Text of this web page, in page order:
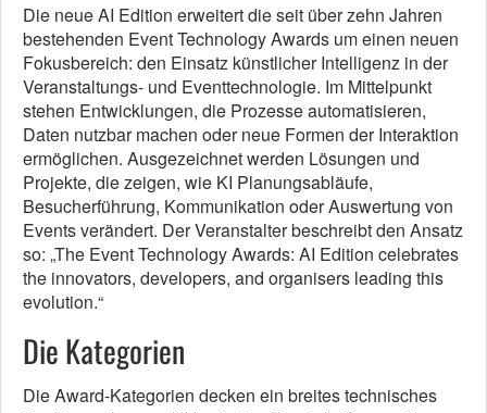
Die neue AI Edition erweitert die seit über zehn Jahren
bestehenden Event Technology Awards um einen neuen
Fokusbereich: den Einsatz künstlicher Intelligenz in der
Veranstaltungs- und Eventtechnologie. Im Mittelpunkt
stehen Entwicklungen, die Prozesse automatisieren,
Daten nutzbar machen oder neue Formen der Interaktion
ermöglichen. Ausgezeichnet werden Lösungen und
Projekte, die zeigen, wie KI Planungsabläufe,
Besucherführung, Kommunikation oder Auswertung von
Events verändert. Der Veranstalter beschreibt den Ansatz
so: „The Event Technology Awards: AI Edition celebrates
the innovators, developers, and organisers leading this
evolution.“
Die Kategorien
Die Award-Kategorien decken ein breites technisches